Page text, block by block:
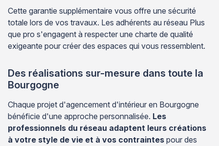
Cette garantie supplémentaire vous offre une sécurité
totale lors de vos travaux. Les adhérents au réseau Plus
que pro s'engagent à respecter une charte de qualité
exigeante pour créer des espaces qui vous ressemblent.
Des réalisations sur-mesure dans toute la
Bourgogne
Chaque projet d'agencement d'intérieur en Bourgogne
bénéficie d'une approche personnalisée. Les
professionnels du réseau adaptent leurs créations
à votre style de vie et à vos contraintes pour des